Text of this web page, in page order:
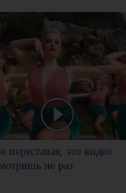
переставая, это видео
не раз